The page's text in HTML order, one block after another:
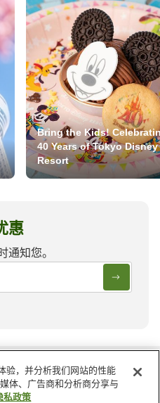
Bring the Kids!
40 Years of Tokyo Disney
Resort
惠
通知您。
克
验，并分析我们网站的性能
体、广告商和分析商分享与
私政策